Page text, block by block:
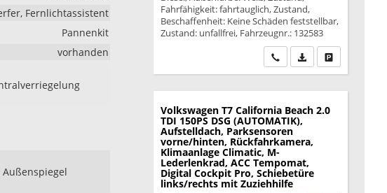
Fernlichtassistent
Pannenkit
vorhanden
Fahrfähigkeit: fahrtauglich, Zustand,
Beschaffenheit: Keine Schäden feststellbar,
Zustand: unfallfrei, Fahrzeugnr.: 132583
Wir rufen Sie an
PDF-Datei,Drucken,
Volkswagen T7 California Beach 2.0
TDI 150PS DSG (AUTOMATIK),
Aufstelldach, Parksensoren
vorne/hinten, Rückfahrkamera,
Klimaanlage Climatic, M-
Lederlenkrad, ACC Tempomat,
Digital Cockpit Pro, Schiebetüre
links/rechts mit Zuziehhilfe